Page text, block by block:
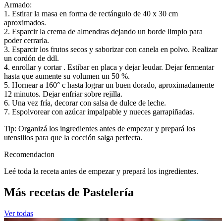
Armado:
1. Estirar la masa en forma de rectángulo de 40 x 30 cm
aproximados.
2. Esparcir la crema de almendras dejando un borde limpio para
poder cerrarla.
3. Esparcir los frutos secos y saborizar con canela en polvo. Realizar
un cordón de ddl.
4. enrollar y cortar . Estibar en placa y dejar leudar. Dejar fermentar
hasta que aumente su volumen un 50 %.
5. Hornear a 160° c hasta lograr un buen dorado, aproximadamente
12 minutos. Dejar enfriar sobre rejilla.
6. Una vez fría, decorar con salsa de dulce de leche.
7. Espolvorear con azúcar impalpable y nueces garrapiñadas.
Tip: Organizá los ingredientes antes de empezar y prepará los
utensilios para que la cocción salga perfecta.
Recomendacion
Leé toda la receta antes de empezar y prepará los ingredientes.
Más recetas de Pastelería
Ver todas